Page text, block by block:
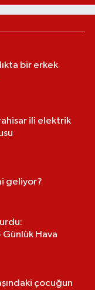
bir erkek
ili elektrik
geliyor?
Hava
çocuğun